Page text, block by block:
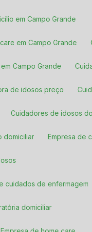
em Campo Grande
em Campo Grande
Campo Grande
de idosos preço
Cuidadores de idosos
domiciliar Empresa de
cuidados de enfermagem
domiciliar